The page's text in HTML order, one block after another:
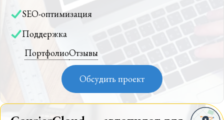
SEO-оптимизация
Поддержка
ПортфолиоОтзывы
Обсудить проект